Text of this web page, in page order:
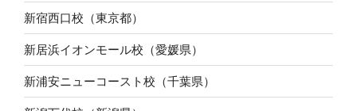
新宿西口校（東京都）
新居浜イオンモール校（愛媛県）
新浦安ニューコースト校（千葉県）